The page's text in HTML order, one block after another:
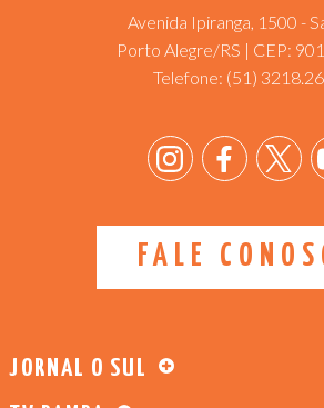
Avenida Ipiranga, 1500 -
Porto Alegre/RS | CEP:
Telefone: (51)
FALE
JORNAL O SUL